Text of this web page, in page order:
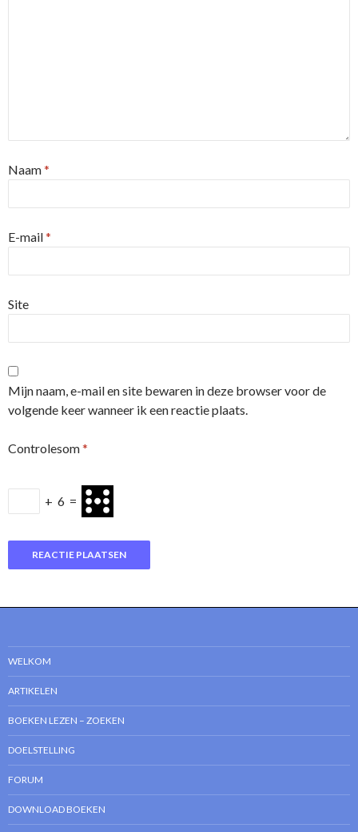
Naam*
E-mail*
Site
Mijn naam, e-mail en site bewaren in deze browser voor de
volgende keer wanneer ik een reactie plaats.
Controlesom*
+ 6 =
WELKOM
ARTIKELEN
BOEKEN LEZEN – ZOEKEN
DOELSTELLING
FORUM
DOWNLOAD BOEKEN